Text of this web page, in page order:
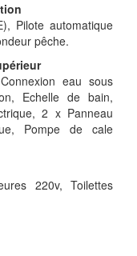
Pilote automatique
pêche.
eau sous
Echelle de bain,
2 x Panneau
Pompe de cale
220v, Toilettes